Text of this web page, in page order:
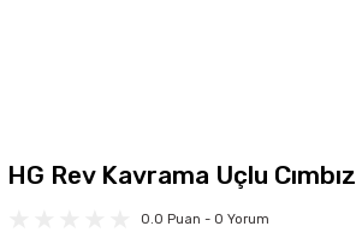
HG Rev Kavrama Uçlu Cımbız
0.0 Puan - 0 Yorum